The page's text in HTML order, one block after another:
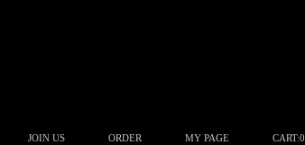
JOIN US ORDER MY PAGE CART:0